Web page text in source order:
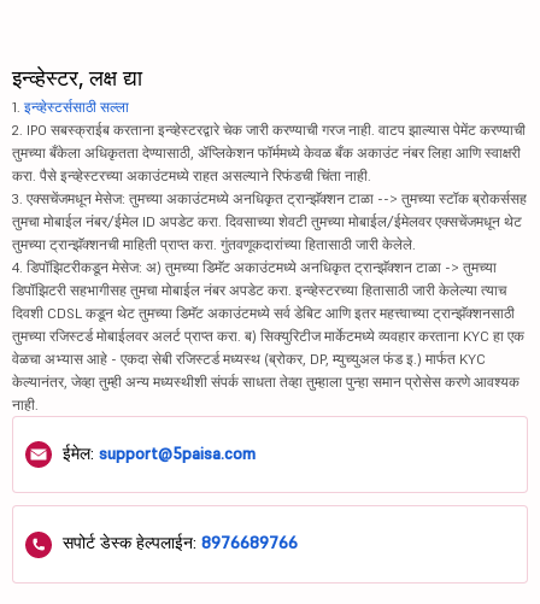
इन्व्हेस्टर, लक्ष द्या
1. इन्व्हेस्टर्ससाठी सल्ला
2. IPO सबस्क्राईब करताना इन्व्हेस्टरद्वारे चेक जारी करण्याची गरज नाही. वाटप झाल्यास पेमेंट करण्याची
तुमच्या बँकेला अधिकृतता देण्यासाठी, ॲप्लिकेशन फॉर्ममध्ये केवळ बँक अकाउंट नंबर लिहा आणि स्वाक्षरी
करा. पैसे इन्व्हेस्टरच्या अकाउंटमध्ये राहत असल्याने रिफंडची चिंता नाही.
3. एक्सचेंजमधून मेसेज: तुमच्या अकाउंटमध्ये अनधिकृत ट्रान्झॅक्शन टाळा --> तुमच्या स्टॉक ब्रोकर्ससह
तुमचा मोबाईल नंबर/ईमेल ID अपडेट करा. दिवसाच्या शेवटी तुमच्या मोबाईल/ईमेलवर एक्सचेंजमधून थेट
तुमच्या ट्रान्झॅक्शनची माहिती प्राप्त करा. गुंतवणूकदारांच्या हितासाठी जारी केलेले.
4. डिपॉझिटरीकडून मेसेज: अ) तुमच्या डिमॅट अकाउंटमध्ये अनधिकृत ट्रान्झॅक्शन टाळा -> तुमच्या
डिपॉझिटरी सहभागीसह तुमचा मोबाईल नंबर अपडेट करा. इन्व्हेस्टरच्या हितासाठी जारी केलेल्या त्याच
दिवशी CDSL कडून थेट तुमच्या डिमॅट अकाउंटमध्ये सर्व डेबिट आणि इतर महत्त्वाच्या ट्रान्झॅक्शनसाठी
तुमच्या रजिस्टर्ड मोबाईलवर अलर्ट प्राप्त करा. ब) सिक्युरिटीज मार्केटमध्ये व्यवहार करताना KYC हा एक
वेळचा अभ्यास आहे - एकदा सेबी रजिस्टर्ड मध्यस्थ (ब्रोकर, DP, म्युच्युअल फंड इ.) मार्फत KYC
केल्यानंतर, जेव्हा तुम्ही अन्य मध्यस्थीशी संपर्क साधता तेव्हा तुम्हाला पुन्हा समान प्रोसेस करणे आवश्यक
नाही.
ईमेल: support@5paisa.com
सपोर्ट डेस्क हेल्पलाईन: 8976689766